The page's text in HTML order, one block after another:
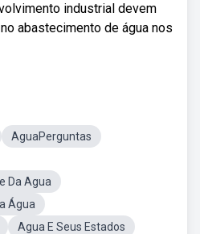
industrial devem
abastecimento de água nos
AguaPerguntas
Da Agua
Água
Agua E Seus Estados